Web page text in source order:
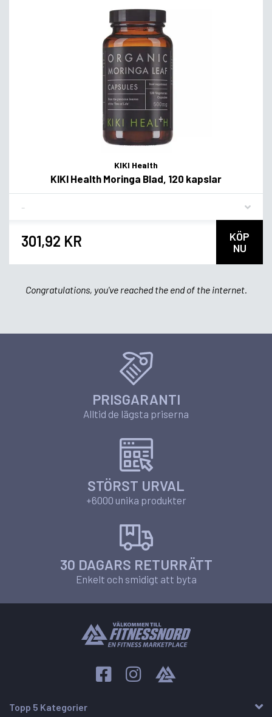
KIKI Health
KIKI Health Moringa Blad, 120 kapslar
301,92 KR
KÖP
NU
Congratulations, you've reached the end of the internet.
PRISGARANTI
Alltid de lägsta priserna
STÖRST URVAL
+6000 unika produkter
30 DAGARS RETURRÄTT
Enkelt och smidigt att byta
Topp 5 Kategorier